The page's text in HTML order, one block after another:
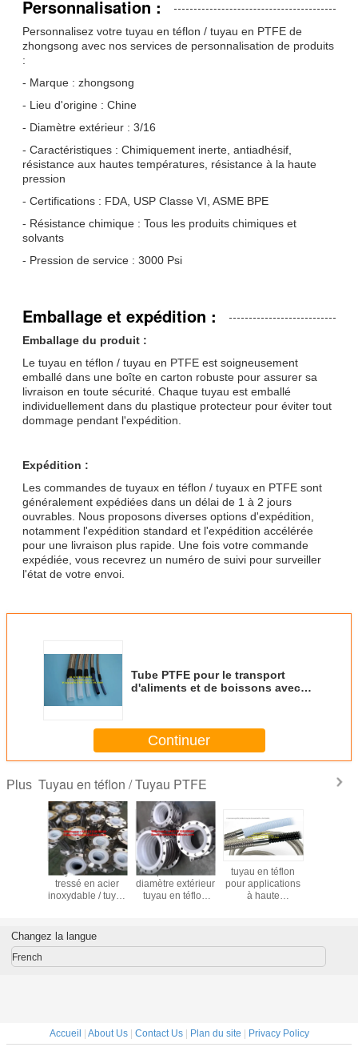
Personnalisation :
Personnalisez votre tuyau en téflon / tuyau en PTFE de
zhongsong avec nos services de personnalisation de produits
:
- Marque : zhongsong
- Lieu d'origine : Chine
- Diamètre extérieur : 3/16
- Caractéristiques : Chimiquement inerte, antiadhésif,
résistance aux hautes températures, résistance à la haute
pression
- Certifications : FDA, USP Classe VI, ASME BPE
- Résistance chimique : Tous les produits chimiques et
solvants
- Pression de service : 3000 Psi
Emballage et expédition :
Emballage du produit :
Le tuyau en téflon / tuyau en PTFE est soigneusement
emballé dans une boîte en carton robuste pour assurer sa
livraison en toute sécurité. Chaque tuyau est emballé
individuellement dans du plastique protecteur pour éviter tout
dommage pendant l'expédition.
Expédition :
Les commandes de tuyaux en téflon / tuyaux en PTFE sont
généralement expédiées dans un délai de 1 à 2 jours
ouvrables. Nous proposons diverses options d'expédition,
notamment l'expédition standard et l'expédition accélérée
pour une livraison plus rapide. Une fois votre commande
expédiée, vous recevrez un numéro de suivi pour surveiller
l'état de votre envoi.
Tube PTFE pour le transport
d'aliments et de boissons avec
Continuer
Plus Tuyau en téflon / Tuyau PTFE
et aux
les
Tuyau en téflon
tressé en acier
inoxydable / tuyau
chimique Tous les
produits
solvants
6 pouces de
diamètre extérieur
tuyau en téflon
tuyau en téflon
pour applications
à haute
supérieures
Changez la langue
French
Accueil About Us| Contact Us| Plan du site Privacy Policy